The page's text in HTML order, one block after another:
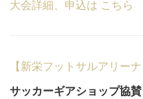
大会詳細、申込は こちら
【新栄フットサルアリーナ
サッカーギアショップ協